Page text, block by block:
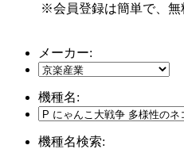
※会員登録は簡単で、無
メーカー:
機種名:
機種名検索: